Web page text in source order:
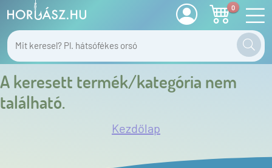
0
A keresett termék/kategória nem
található.
Kezdőlap